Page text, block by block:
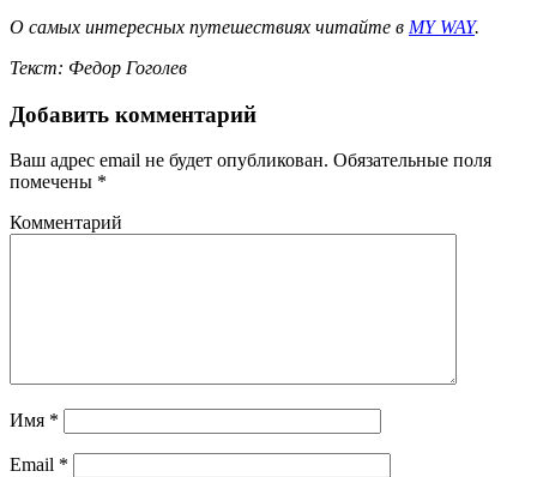
О самых интересных путешествиях читайте в MY WAY.
Текст: Федор Гоголев
Добавить комментарий
Ваш адрес email не будет опубликован. Обязательные поля
помечены *
Комментарий
Имя *
Email *